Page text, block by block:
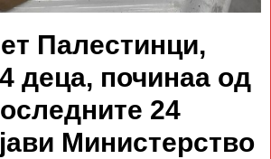
Палестинци,
деца, починаа од
24
Министерство